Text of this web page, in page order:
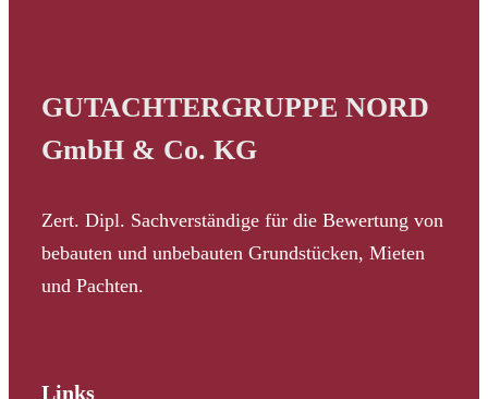
GUTACHTERGRUPPE NORD
GmbH & Co. KG
Zert. Dipl. Sachverständige für die Bewertung von
bebauten und unbebauten Grundstücken, Mieten
und Pachten.
Links